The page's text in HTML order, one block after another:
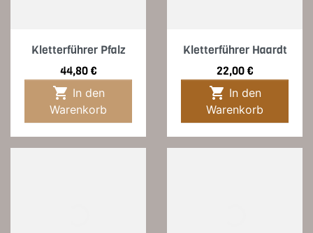
Kletterführer Pfalz
Preis
44,80 €

Warenkorb
Kletterführer Haardt
Preis
22,00 €

Warenkorb